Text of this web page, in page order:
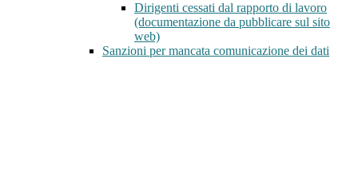
Dirigenti cessati dal rapporto di lavoro
(documentazione da pubblicare sul sito
web)
Sanzioni per mancata comunicazione dei dati